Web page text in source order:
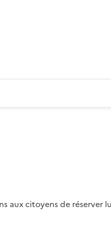
citoyens de réserver